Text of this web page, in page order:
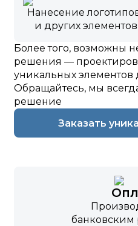
Нанесение
и других
Более того, возможны
решения —
уникальных
Обращайтесь, мы
решение
Заказать
банковским